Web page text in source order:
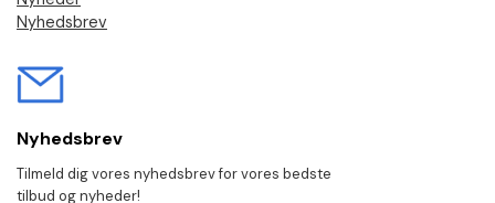
Nyhedsbrev
Nyhedsbrev
Tilmeld dig vores nyhedsbrev for vores bedste
tilbud og nyheder!